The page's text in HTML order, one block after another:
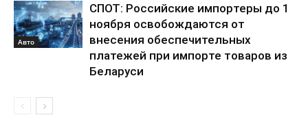
Авто
СПОТ: Российские импортеры до 1
ноября освобождаются от
внесения обеспечительных
платежей при импорте товаров из
Беларуси